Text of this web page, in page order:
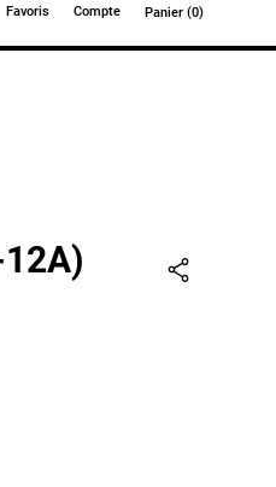
Favoris Compte Panier (0)